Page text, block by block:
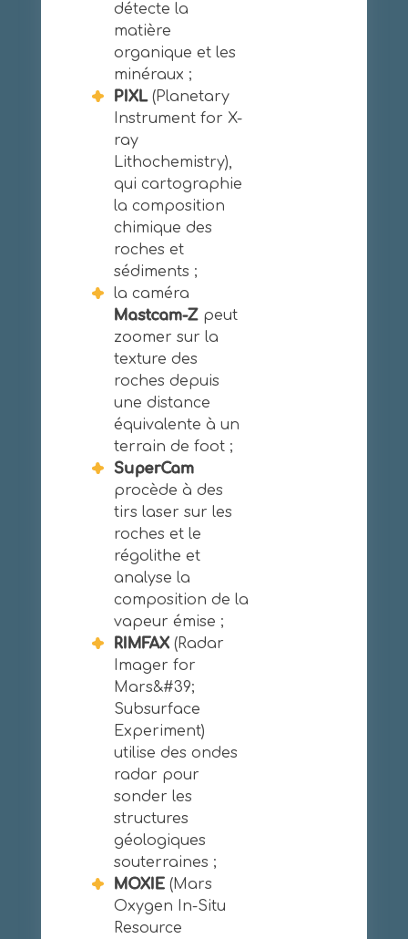
détecte la
matière
organique et les
minéraux ;
PIXL(Planetary
Instrument for X-
ray
Lithochemistry),
qui cartographie
la composition
chimique des
roches et
sédiments ;
la caméra
Mastcam-Zpeut
zoomer sur la
texture des
roches depuis
une distance
équivalente à un
terrain de foot ;
SuperCam
procède à des
tirs laser sur les
roches et le
régolithe et
analyse la
composition de la
vapeur émise ;
RIMFAX(Radar
Imager for
Mars&#39;
Subsurface
Experiment)
utilise des ondes
radar pour
sonder les
structures
géologiques
souterraines ;
MOXIE(Mars
Oxygen In-Situ
Resource